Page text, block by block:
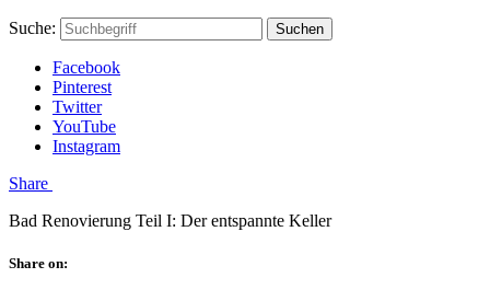
Skip
content
Hauptstadtmutti
Schließen
Search
Schließen
Suche: Suchen
Facebook
Pinterest
Twitter
YouTube
Instagram
Menü
Share
Bad Renovierung Teil I: Der entspannte Keller
Schließen
Share on: